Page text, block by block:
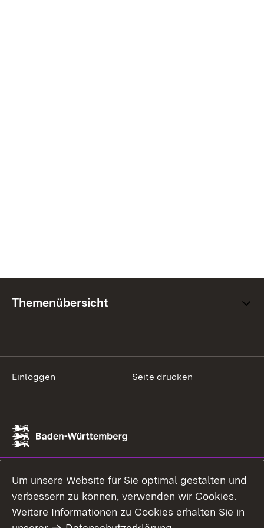
Themenübersicht
Einloggen Seite drucken
Um unsere Website für Sie optimal gestalten und
verbessern zu können, verwenden wir Cookies.
Weitere Informationen zu Cookies erhalten Sie in